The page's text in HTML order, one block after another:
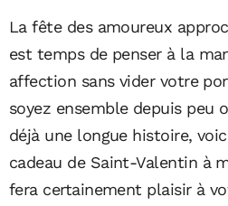
La fête des amoureux
est temps de penser à la
affection sans vider votre
soyez ensemble depuis peu
déjà une longue histoire,
cadeau de Saint-Valentin à
fera certainement plaisir à